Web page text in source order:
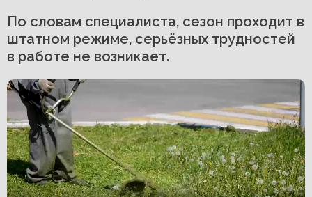
По словам специалиста, сезон проходит в
штатном режиме, серьёзных трудностей
в работе не возникает.